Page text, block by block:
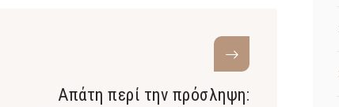
Απάτη περί την πρόσληψη: